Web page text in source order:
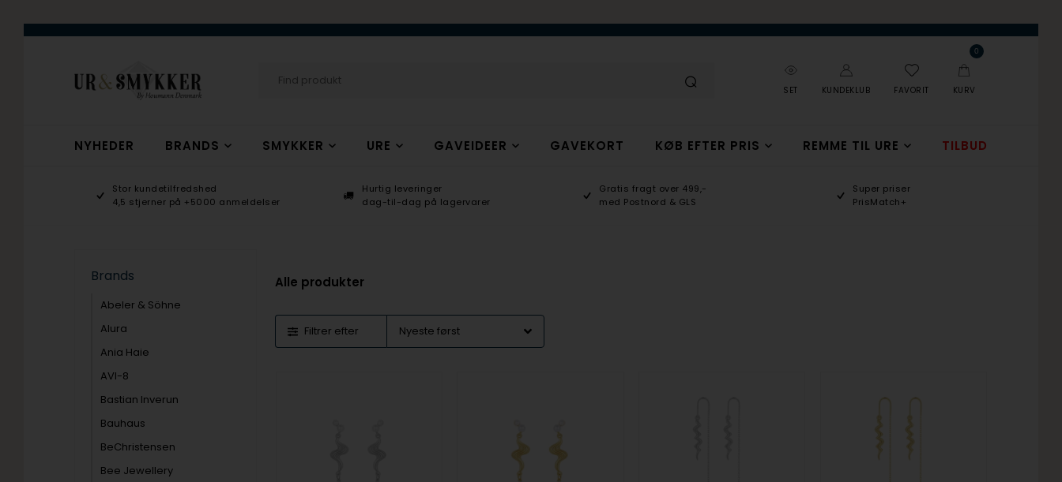
SET KUNDEKLUB FAVORIT
0
KURV
NYHEDER BRANDS SMYKKER URE GAVEIDEER GAVEKORT KØB EFTER PRIS REMME TIL URE TILBUD
Stor kundetilfredshed
4,5 stjerner på +5000 anmeldelser
Hurtig leveringer
dag-til-dag på lagervarer
Gratis fragt over 499,-
med Postnord & GLS
Super priser
PrisMatch+
Brands
Abeler & Söhne
Alura
Ania Haie
AVI-8
Bastian Inverun
Bauhaus
BeChristensen
Bee Jewellery
Alle produkter
Filtrer efter